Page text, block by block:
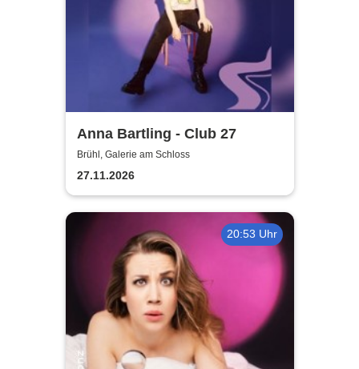
Anna Bartling - Club 27
Brühl, Galerie am Schloss
27.11.2026
20:53 Uhr